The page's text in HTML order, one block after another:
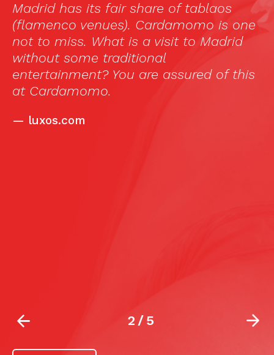
Madrid has its fair share of tablaos
(flamenco venues). Cardamomo is one
not to miss. What is a visit to Madrid
without some traditional
entertainment? You are assured of this
at Cardamomo.
— luxos.com
2/5